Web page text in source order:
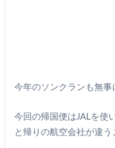
今年のソンクランも無事
今回の帰国便はJALを使
と帰りの航空会社が違う